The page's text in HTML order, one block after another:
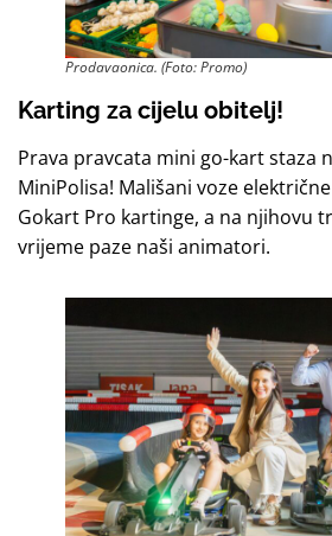
Prodavaonica. (Foto: Promo)
Karting za cijelu obitelj!
Prava pravcata mini go-kart staza
MiniPolisa! Mališani voze
Gokart Pro kartinge, a na njihovu
vrijeme paze naši animatori.